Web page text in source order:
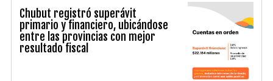
Chubut registró superávit
primario y financiero, ubicándose
entre las provincias con mejor
resultado fiscal